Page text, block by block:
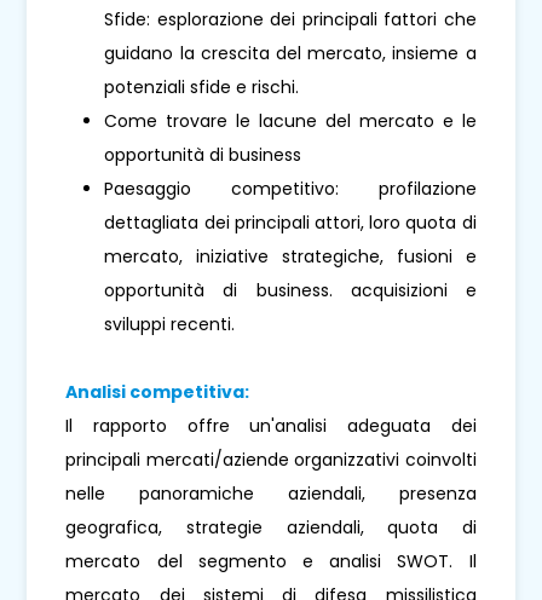
Sfide: esplorazione dei principali fattori che
guidano la crescita del mercato, insieme a
potenziali sfide e rischi.
Come trovare le lacune del mercato e le
opportunità di business
Paesaggio competitivo: profilazione
dettagliata dei principali attori, loro quota di
mercato, iniziative strategiche, fusioni e
opportunità di business. acquisizioni e
sviluppi recenti.
Analisi competitiva:
Il rapporto offre un'analisi adeguata dei
principali mercati/aziende organizzativi coinvolti
nelle panoramiche aziendali, presenza
geografica, strategie aziendali, quota di
mercato del segmento e analisi SWOT. Il